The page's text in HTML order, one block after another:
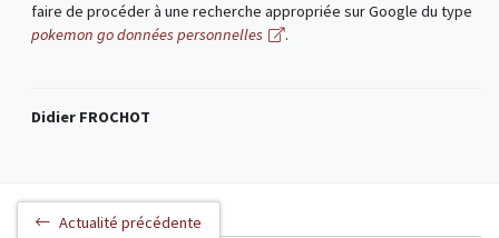
faire de procéder à une recherche appropriée sur Google du type
pokemon go données personnelles
.
Didier FROCHOT
Actualité précédente